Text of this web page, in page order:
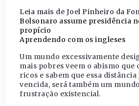
Leia mais de Joel Pinheiro da
Bolsonaro assume presidência
propício
Aprendendo com os ingleses
Um mundo excessivamente
mais pobres veem o abismo que
ricos e sabem que essa distância
vencida, será também um
frustração existencial.